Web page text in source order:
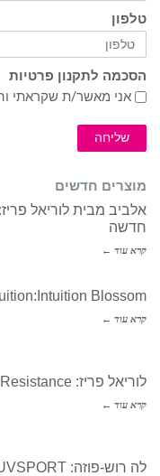
טלפון
הסכמה לתקנון פרטיות
אני מאשר/ת שקראתי
שליחה
מוצרים חדשים
אלביב מבית לוריאל
חדשה
קרא עוד ←
Blossom
קרא עוד ←
לוריאל פריז: Infallible Laque Resistance
קרא עוד ←
לה רוש-פוזה: ANTHELIOS UVSPORT